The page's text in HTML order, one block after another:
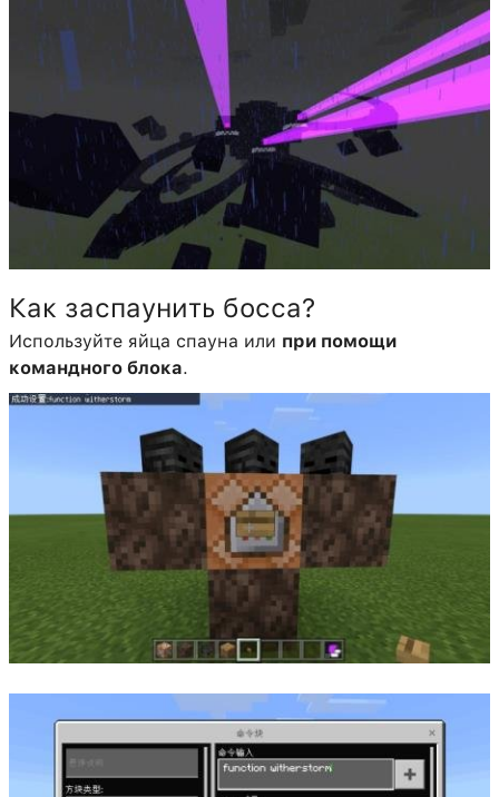
Как заспаунить босса?
Используйте яйца спауна или при помощи
командного блока.